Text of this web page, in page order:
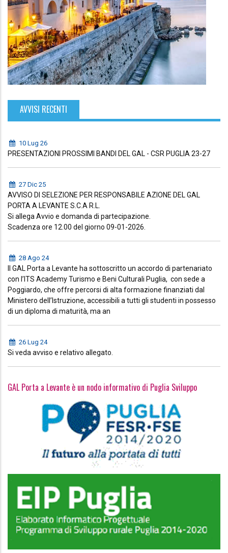
AVVISI RECENTI
10 Lug 26
PRESENTAZIONI PROSSIMI BANDI DEL GAL - CSR PUGLIA 23-27
27 Dic 25
AVVISO DI SELEZIONE PER RESPONSABILE AZIONE DEL GAL
PORTA A LEVANTE S.C.A R.L.
Si allega Avvio e domanda di partecipazione.
Scadenza ore 12.00 del giorno 09-01-2026.
28 Ago 24
Il GAL Porta a Levante ha sottoscritto un accordo di partenariato
con l’ITS Academy Turismo e Beni Culturali Puglia, con sede a
Poggiardo, che offre percorsi di alta formazione finanziati dal
Ministero dell’Istruzione, accessibili a tutti gli studenti in possesso
di un diploma di maturità, ma an
26 Lug 24
Si veda avviso e relativo allegato.
GAL Porta a Levante è un nodo informativo di Puglia Sviluppo